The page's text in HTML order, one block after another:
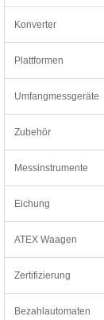
Konverter
Plattformen
Umfangmessgeräte
Zubehör
Messinstrumente
Eichung
ATEX Waagen
Zertifizierung
Bezahlautomaten